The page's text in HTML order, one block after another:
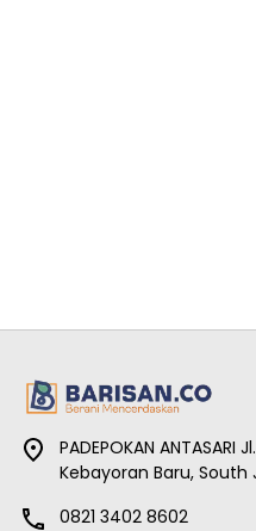
PADEPOKAN ANTASARI
Kebayoran Baru, South
0821 3402 8602